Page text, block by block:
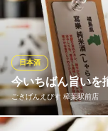
大阪府枚方市東船橋2-
様々なシーンでご
い頂けるレストラン
シェフ自慢のパス
た旬のメニューも！
す♪
BAR BIANCO
貸切/パーティ/誕
今いちばん旨いを
ごきげんえびす 樟葉駅前店
日本酒